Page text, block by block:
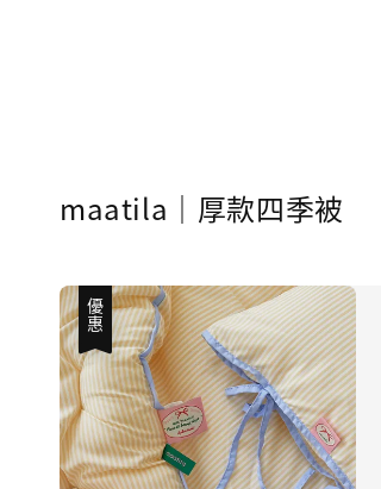
maatila｜厚款四季被
優惠